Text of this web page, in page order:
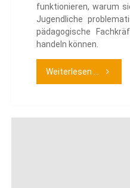
funktionieren, warum
Jugendliche
pädagogische
handeln können.
Weiterlesen ... "Von